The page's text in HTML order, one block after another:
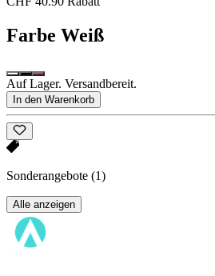
Farbe Weiß
Auf Lager. Versandbereit.
In den Warenkorb
Sonderangebote (1)
Alle anzeigen